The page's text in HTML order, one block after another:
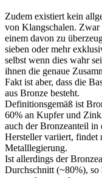
Zudem existiert kein
von Klangschalen. Zwar
einem davon zu
sieben oder mehr
selbst wenn dies wahr
ihnen die genaue
Fakt ist aber, dass die
aus Bronze besteht.
Definitionsgemäß ist
60% an Kupfer und
auch der Bronzeanteil
Hersteller variiert, findet
Metalllegierung.
Ist allerdings der
Durchschnitt (~80%), so